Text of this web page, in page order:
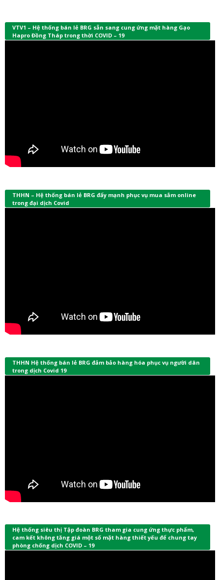
VTV1 – Hệ thống bán lẻ BRG sẵn sang cung ứng mặt hàng Gạo
Hapro Đồng Tháp trong thời COVID – 19
THHN – Hệ thống bán lẻ BRG đẩy mạnh phục vụ mua sắm online
trong đại dịch Covid
THHN Hệ thống bán lẻ BRG đảm bảo hàng hóa phục vụ người dân
trong dịch Covid 19
Hệ thống siêu thị Tập đoàn BRG tham gia cung ứng thực phẩm,
cam kết không tăng giá một số mặt hàng thiết yếu để chung tay
phòng chống dịch COVID – 19